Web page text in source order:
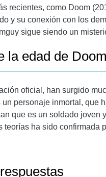
recientes, como Doom
y su conexión con los
sigue siendo un
la edad de
oficial, han surgido
personaje inmortal, que
que es un soldado joven
teorías ha sido confirmada